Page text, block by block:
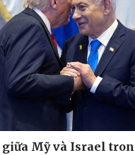
Mỹ và Israel